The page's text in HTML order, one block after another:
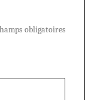
obligatoires